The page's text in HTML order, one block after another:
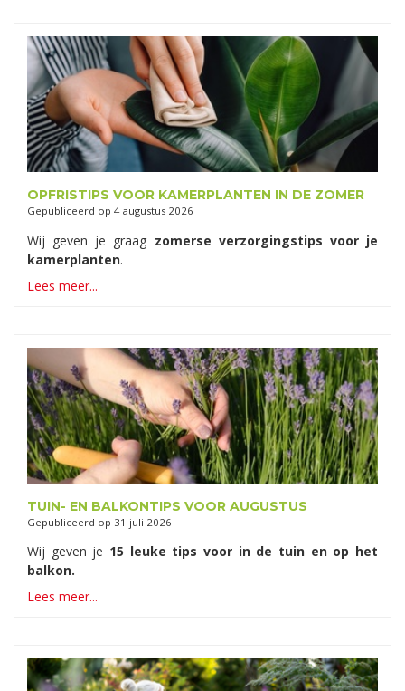
OPFRISTIPS VOOR KAMERPLANTEN IN DE ZOMER
Gepubliceerd op 4 augustus 2026
Wij geven je graag zomerse verzorgingstips voor je
kamerplanten.
Lees meer...
TUIN- EN BALKONTIPS VOOR AUGUSTUS
Gepubliceerd op 31 juli 2026
Wij geven je 15 leuke tips voor in de tuin en op het
balkon.
Lees meer...